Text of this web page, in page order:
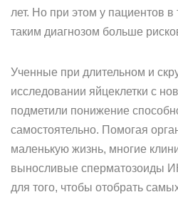
лет. Но при этом у пациентов в
таким диагнозом больше
Ученные при длительном и
исследовании яйцеклетки с
подметили понижение
самостоятельно. Помогая
маленькую жизнь, многие
выносливые сперматозоиды
для того, чтобы отобрать